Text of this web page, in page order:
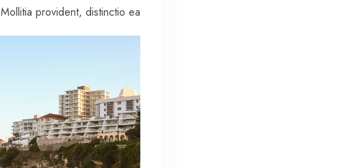
provident, distinctio ea!